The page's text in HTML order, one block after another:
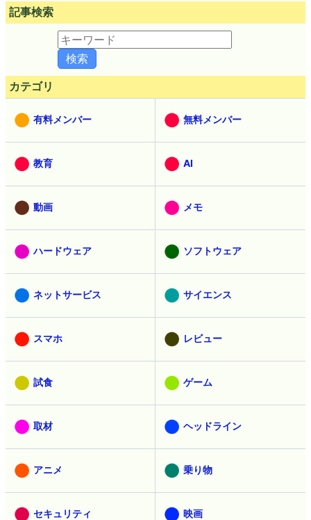
記事検索
カテゴリ
有料メンバー 無料メンバー
教育 AI
動画 メモ
ハードウェア ソフトウェア
ネットサービス サイエンス
スマホ レビュー
試食 ゲーム
取材 ヘッドライン
アニメ 乗り物
セキュリティ 映画